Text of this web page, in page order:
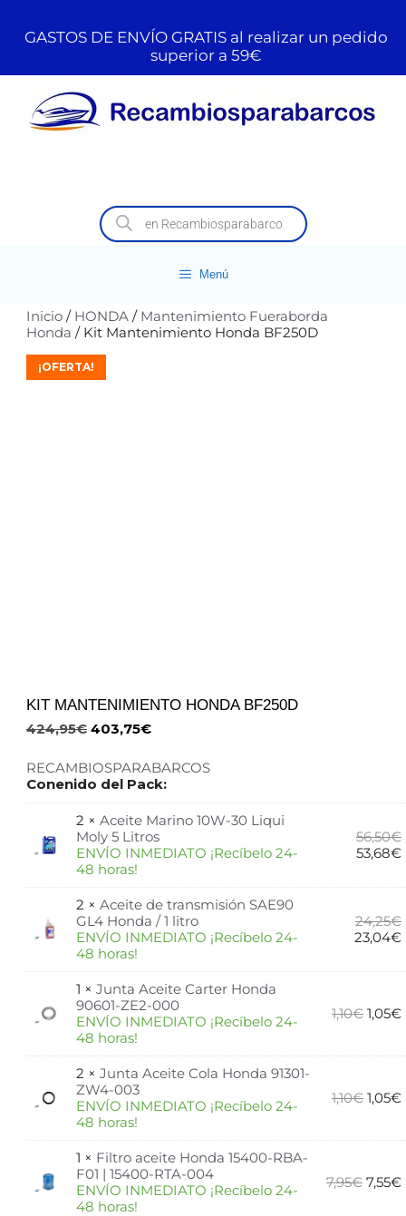
GASTOS DE ENVÍO GRATIS al realizar un pedido
superior a 59€
Menú
Inicio / HONDA / Mantenimiento Fueraborda
Honda / Kit Mantenimiento Honda BF250D
¡OFERTA!
KIT MANTENIMIENTO HONDA BF250D
424,95€ 403,75€
RECAMBIOSPARABARCOS
Conenido del Pack:
2 × Aceite Marino 10W-30 Liqui
Moly 5 Litros
ENVÍO INMEDIATO ¡Recíbelo 24-
48 horas!
56,50€
53,68€
2 × Aceite de transmisión SAE90
GL4 Honda / 1 litro
ENVÍO INMEDIATO ¡Recíbelo 24-
48 horas!
24,25€
23,04€
1 × Junta Aceite Carter Honda
90601-ZE2-000
ENVÍO INMEDIATO ¡Recíbelo 24-
48 horas!
1,10€ 1,05€
2 × Junta Aceite Cola Honda 91301-
ZW4-003
ENVÍO INMEDIATO ¡Recíbelo 24-
48 horas!
1,10€ 1,05€
1 × Filtro aceite Honda 15400-RBA-
F01 | 15400-RTA-004
ENVÍO INMEDIATO ¡Recíbelo 24-
48 horas!
7,95€ 7,55€